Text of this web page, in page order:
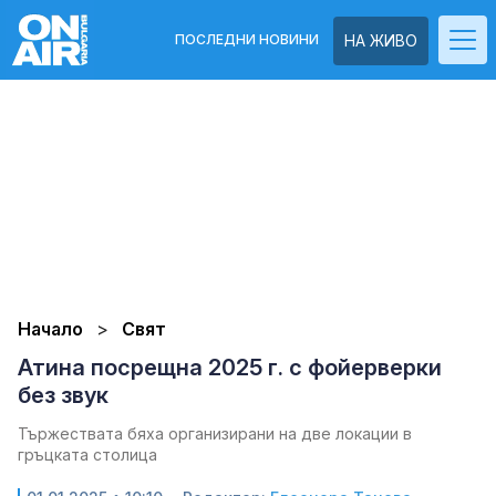
НА ЖИВО
ПОСЛЕДНИ НОВИНИ
Начало Свят
Атина посрещна 2025 г. с фойерверки
без звук
Тържествата бяха организирани на две локации в
гръцката столица